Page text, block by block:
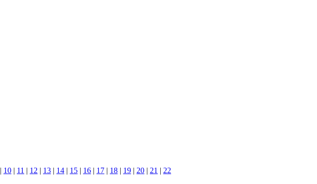
| 10 | 11 | 12 | 13 | 14 | 15 | 16 | 17 | 18 | 19 | 20 | 21 | 22